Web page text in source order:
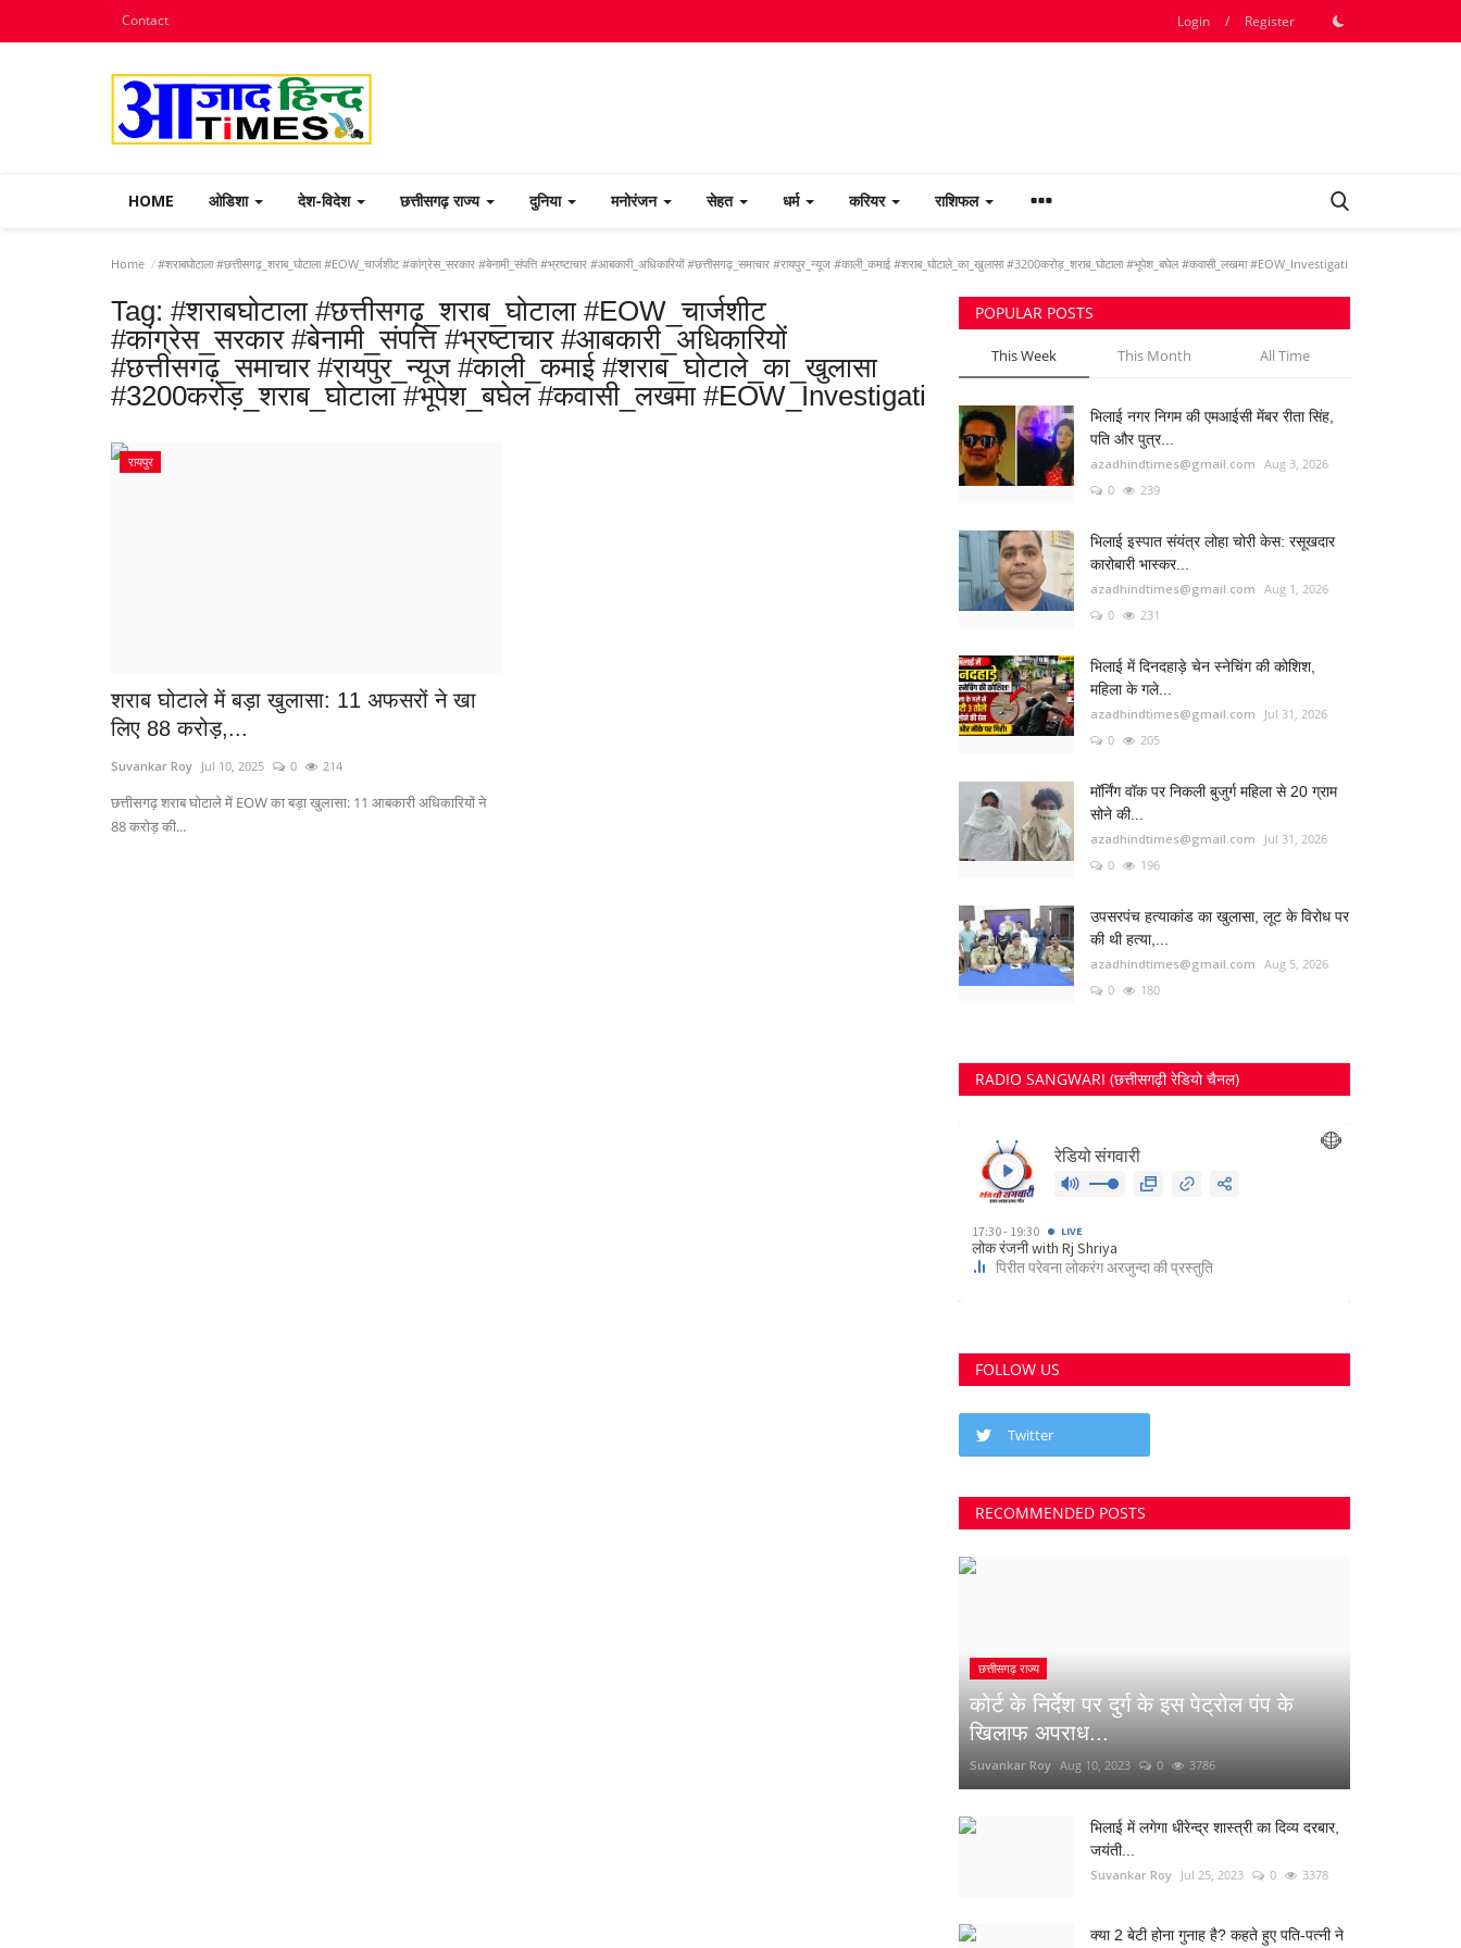
Contact Login / Register
HOME ओडिशा देश-विदेश छत्तीसगढ़ राज्य दुनिया मनोरंजन सेहत धर्म करियर राशिफल
Home #शराबघोटाला #छत्तीसगढ़_शराब_घोटाला #EOW_चार्जशीट #कांग्रेस_सरकार #बेनामी_संपत्ति #भ्रष्टाचार #आबकारी_अधिकारियों #छत्तीसगढ़_समाचार #रायपुर_न्यूज #काली_कमाई #शराब_घोटाले_का_खुलासा #3200करोड़_शराब_घोटाला #भूपेश_बघेल #कवासी_लखमा #EOW_Investigati
Tag: #शराबघोटाला #छत्तीसगढ़_शराब_घोटाला #EOW_चार्जशीट
#कांग्रेस_सरकार #बेनामी_संपत्ति #भ्रष्टाचार #आबकारी_अधिकारियों
#छत्तीसगढ़_समाचार #रायपुर_न्यूज #काली_कमाई #शराब_घोटाले_का_खुलासा
#3200करोड़_शराब_घोटाला #भूपेश_बघेल #कवासी_लखमा #EOW_Investigati
रायपुर
शराब घोटाले में बड़ा खुलासा: 11 अफसरों ने खा
लिए 88 करोड़,...
Suvankar Roy Jul 10, 2025 0 214
छत्तीसगढ़ शराब घोटाले में EOW का बड़ा खुलासा: 11 आबकारी अधिकारियों ने
88 करोड़ की...
POPULAR POSTS
This Week This Month All Time
भिलाई नगर निगम की एमआईसी मेंबर रीता सिंह,
पति और पुत्र...
azadhindtimes@gmail.com Aug 3, 2026
0
239
भिलाई इस्पात संयंत्र लोहा चोरी केस: रसूखदार
कारोबारी भास्कर...
azadhindtimes@gmail.com Aug 1, 2026
0
231
भिलाई में दिनदहाड़े चेन स्नेचिंग की कोशिश,
महिला के गले...
azadhindtimes@gmail.com
Jul 31, 2026
0
205
मॉर्निंग वॉक पर निकली बुजुर्ग महिला से 20 ग्राम
सोने की...
azadhindtimes@gmail.com
Jul 31, 2026
0
196
उपसरपंच हत्याकांड का खुलासा, लूट के विरोध पर
की थी हत्या,...
azadhindtimes@gmail.com Aug 5, 2026
0
180
RADIO SANGWARI (छत्तीसगढ़ी रेडियो चैनल)
FOLLOW US
Twitter
RECOMMENDED POSTS
छत्तीसगढ़ राज्य
कोर्ट के निर्देश पर दुर्ग के इस पेट्रोल पंप के
खिलाफ अपराध...
Suvankar Roy Aug 10, 2023 0 3786
भिलाई में लगेगा धीरेन्द्र शास्त्री का दिव्य दरबार,
जयंती...
Suvankar Roy Jul 25, 2023 0 3378
क्या 2 बेटी होना गुनाह है? कहते हुए पति-पत्नी ने